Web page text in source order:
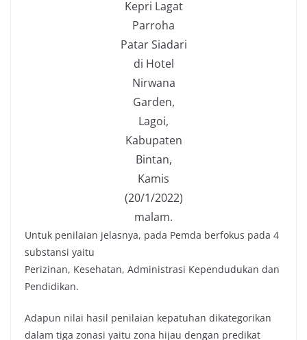
Kepri Lagat
Parroha
Patar Siadari
di Hotel
Nirwana
Garden,
Lagoi,
Kabupaten
Bintan,
Kamis
(20/1/2022)
malam.
Untuk penilaian jelasnya, pada Pemda berfokus pada 4
substansi yaitu
Perizinan, Kesehatan, Administrasi Kependudukan dan
Pendidikan.
Adapun nilai hasil penilaian kepatuhan dikategorikan
dalam tiga zonasi yaitu zona hijau dengan predikat